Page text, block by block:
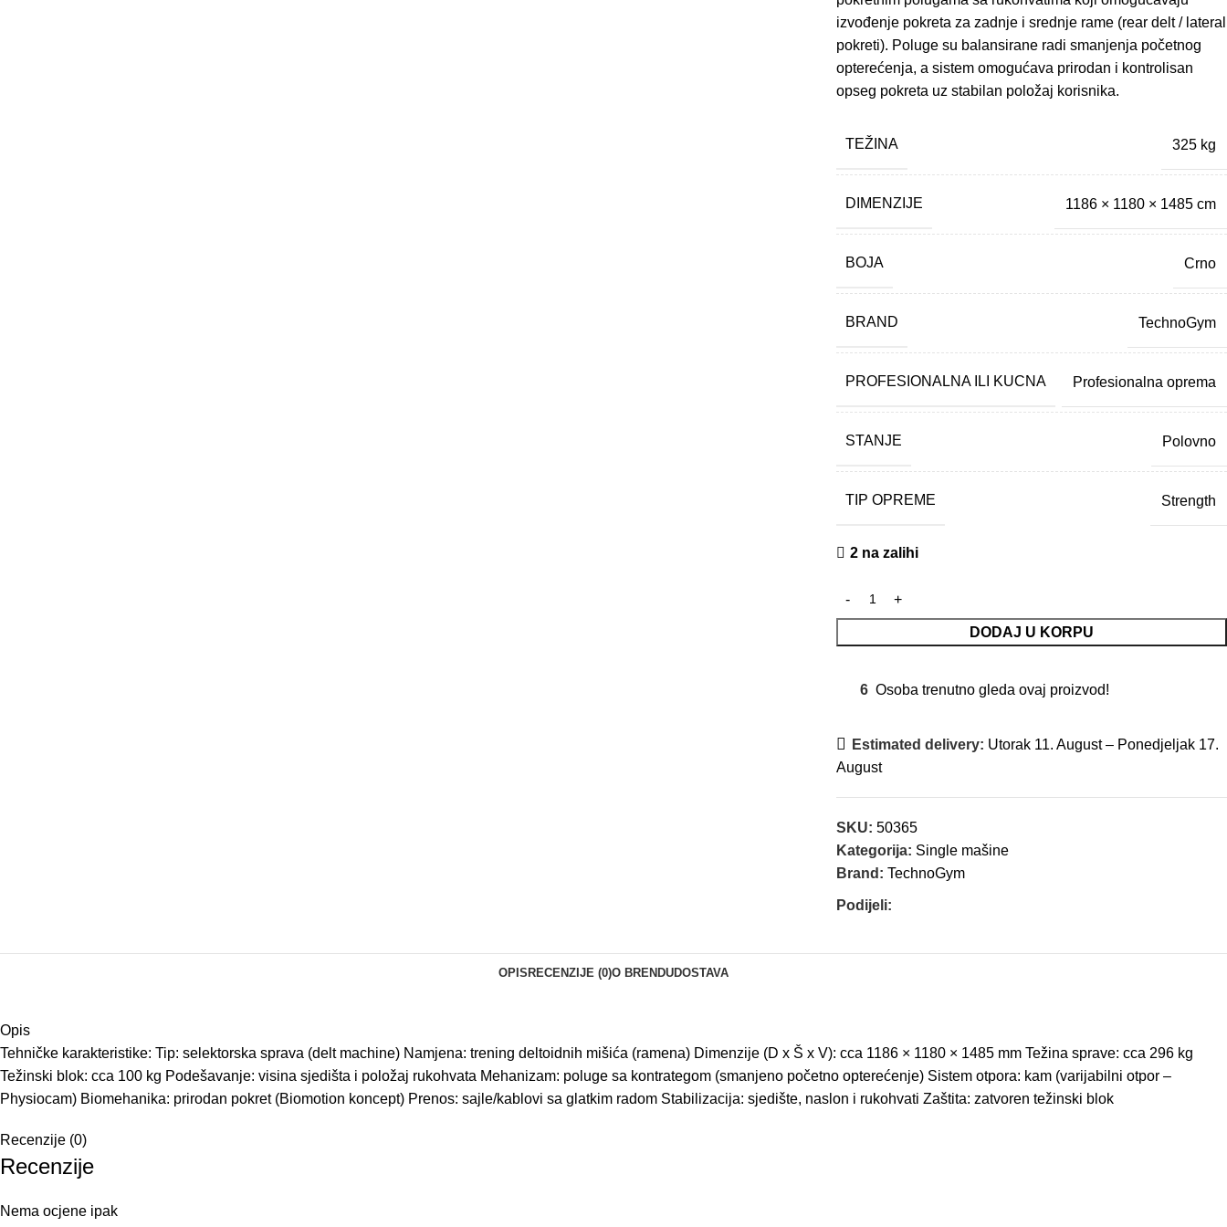
izvođenje pokreta za zadnje i srednje rame (rear delt / lateral
pokreti). Poluge su balansirane radi smanjenja početnog
opterećenja, a sistem omogućava prirodan i kontrolisan
opseg pokreta uz stabilan položaj korisnika.
TEŽINA 325 kg
DIMENZIJE 1186 × 1180 × 1485 cm
BOJA Crno
BRAND TechnoGym
PROFESIONALNA ILI KUCNA Profesionalna oprema
STANJE Polovno
TIP OPREME Strength
2 na zalihi
DODAJ U KORPU
6 Osoba trenutno gleda ovaj proizvod!
Estimated delivery: Utorak 11. August – Ponedjeljak 17.
August
SKU: 50365
Kategorija: Single mašine
Brand: TechnoGym
Podijeli:
OPISRECENZIJE (0)O BRENDUDOSTAVA
Opis
Tehničke karakteristike: Tip: selektorska sprava (delt machine) Namjena: trening deltoidnih mišića (ramena) Dimenzije (D x Š x V): cca 1186 × 1180 × 1485 mm Težina sprave: cca 296 kg
Težinski blok: cca 100 kg Podešavanje: visina sjedišta i položaj rukohvata Mehanizam: poluge sa kontrategom (smanjeno početno opterećenje) Sistem otpora: kam (varijabilni otpor –
Physiocam) Biomehanika: prirodan pokret (Biomotion koncept) Prenos: sajle/kablovi sa glatkim radom Stabilizacija: sjedište, naslon i rukohvati Zaštita: zatvoren težinski blok
Recenzije (0)
Recenzije
Nema ocjene ipak